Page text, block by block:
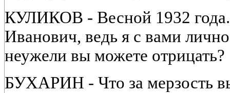
КУЛИКОВ - Весной 1932 года.
Иванович, ведь я с вами
неужели вы можете отрицать?
БУХАРИН - Что за мерзость